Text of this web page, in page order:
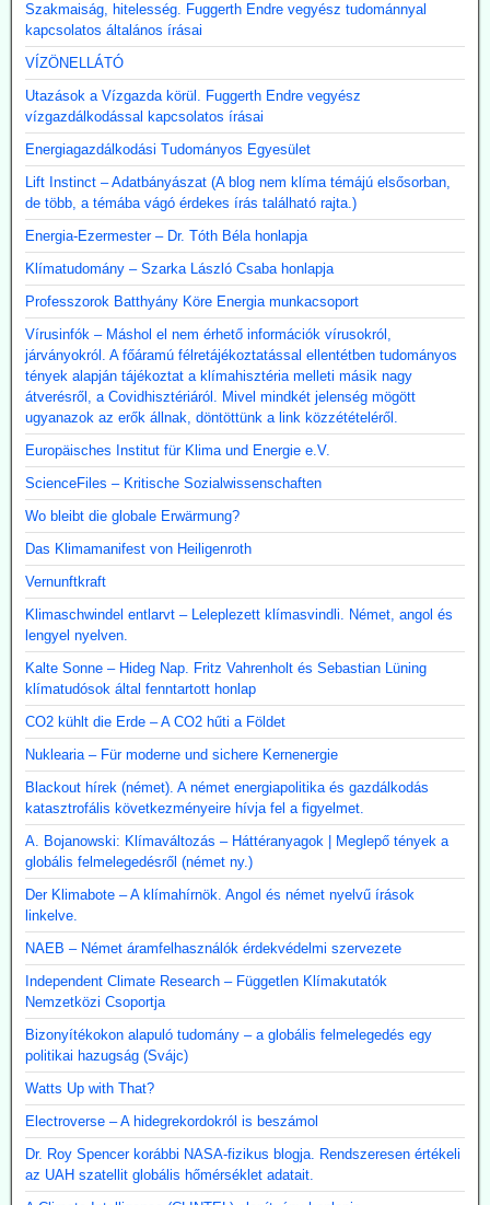
Szakmaiság, hitelesség. Fuggerth Endre vegyész tudománnyal
kapcsolatos általános írásai
VÍZÖNELLÁTÓ
Utazások a Vízgazda körül. Fuggerth Endre vegyész
vízgazdálkodással kapcsolatos írásai
Energiagazdálkodási Tudományos Egyesület
Lift Instinct – Adatbányászat (A blog nem klíma témájú elsősorban,
de több, a témába vágó érdekes írás található rajta.)
Energia-Ezermester – Dr. Tóth Béla honlapja
Klímatudomány – Szarka László Csaba honlapja
Professzorok Batthyány Köre Energia munkacsoport
Vírusinfók – Máshol el nem érhető információk vírusokról,
járványokról. A főáramú félretájékoztatással ellentétben tudományos
tények alapján tájékoztat a klímahisztéria melleti másik nagy
átverésről, a Covidhisztériáról. Mivel mindkét jelenség mögött
ugyanazok az erők állnak, döntöttünk a link közzétételéről.
Europäisches Institut für Klima und Energie e.V.
ScienceFiles – Kritische Sozialwissenschaften
Wo bleibt die globale Erwärmung?
Das Klimamanifest von Heiligenroth
Vernunftkraft
Klimaschwindel entlarvt – Leleplezett klímasvindli. Német, angol és
lengyel nyelven.
Kalte Sonne – Hideg Nap. Fritz Vahrenholt és Sebastian Lüning
klímatudósok által fenntartott honlap
CO2 kühlt die Erde – A CO2 hűti a Földet
Nuklearia – Für moderne und sichere Kernenergie
Blackout hírek (német). A német energiapolitika és gazdálkodás
katasztrofális következményeire hívja fel a figyelmet.
A. Bojanowski: Klímaváltozás – Háttéranyagok | Meglepő tények a
globális felmelegedésről (német ny.)
Der Klimabote – A klímahírnök. Angol és német nyelvű írások
linkelve.
NAEB – Német áramfelhasználók érdekvédelmi szervezete
Independent Climate Research – Független Klímakutatók
Nemzetközi Csoportja
Bizonyítékokon alapuló tudomány – a globális felmelegedés egy
politikai hazugság (Svájc)
Watts Up with That?
Electroverse – A hidegrekordokról is beszámol
Dr. Roy Spencer korábbi NASA-fizikus blogja. Rendszeresen értékeli
az UAH szatellit globális hőmérséklet adatait.